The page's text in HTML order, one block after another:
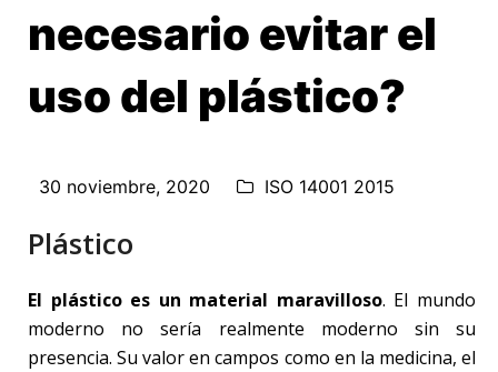
necesario evitar el
uso del plástico?
30 noviembre, 2020 ISO 14001 2015
Plástico
El plástico es un material maravilloso. El mundo
moderno no sería realmente moderno sin su
presencia. Su valor en campos como en la medicina, el